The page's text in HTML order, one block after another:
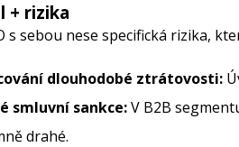
+ rizika
s sebou nese specifická rizika,
dlouhodobé ztrátovosti:
smluvní sankce:V B2B
drahé.